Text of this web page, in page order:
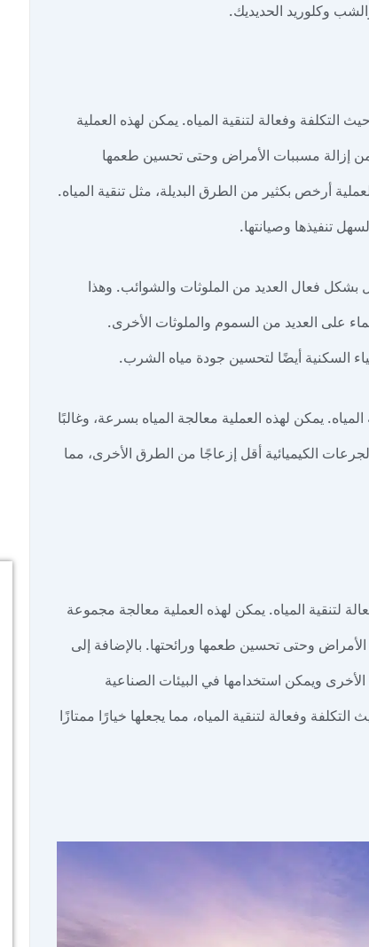
وكلوريد الحديديك.
التكلفة وفعالة لتنقية المياه. يمكن لهذه العملية
من إزالة مسببات الأمراض وحتى تحسين طعمها
أرخص بكثير من الطرق البديلة، مثل تنقية المياه.
تنفيذها وصيانتها.
بشكل فعال العديد من الملوثات والشوائب. وهذا
على العديد من السموم والملوثات الأخرى.
السكنية أيضًا لتحسين جودة مياه الشرب.
يمكن لهذه العملية معالجة المياه بسرعة، وغالبًا
الكيميائية أقل إزعاجًا من الطرق الأخرى، مما
لتنقية المياه. يمكن لهذه العملية معالجة مجموعة
وحتى تحسين طعمها ورائحتها. بالإضافة إلى
ويمكن استخدامها في البيئات الصناعية
وفعالة لتنقية المياه، مما يجعلها خيارًا ممتازًا